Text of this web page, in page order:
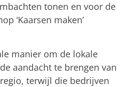
tonen en voor de
‘Kaarsen maken’
manier om de lokale
aandacht te brengen van
terwijl die bedrijven